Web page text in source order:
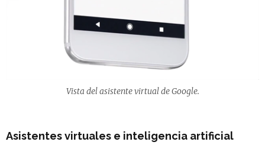
Vista del asistente virtual de Google.
Asistentes virtuales e inteligencia artificial